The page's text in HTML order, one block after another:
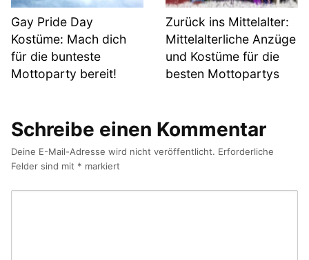
Gay Pride Day
Kostüme: Mach dich
für die bunteste
Mottoparty bereit!
Zurück ins Mittelalter:
Mittelalterliche Anzüge
und Kostüme für die
besten Mottopartys
Schreibe einen Kommentar
Deine E-Mail-Adresse wird nicht veröffentlicht. Erforderliche
Felder sind mit * markiert